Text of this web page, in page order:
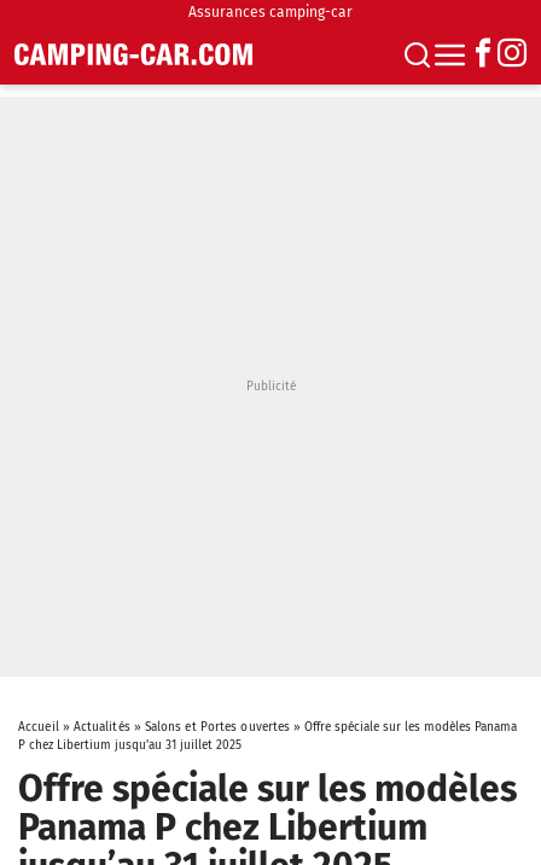
Assurances camping-car
Accueil» Actualités» Salons et Portes ouvertes »Offre spéciale sur les modèles Panama
P chez Libertium jusqu’au 31 juillet 2025
Offre spéciale sur les modèles
Panama P chez Libertium